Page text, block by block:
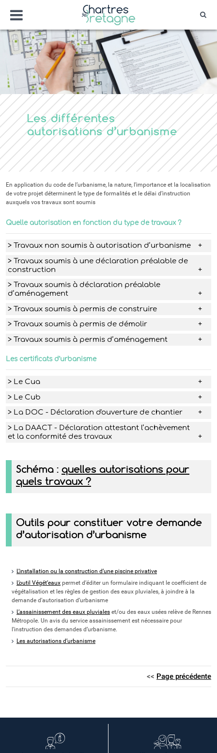
contenu
Menu
Bienvenue sur le site de la ville de
Ville Zéro phyto / 4 fleurs
Les différentes
autorisations d’urbanisme
En application du code de l’urbanisme, la nature, l’importance et la localisation
de votre projet déterminent le type de formalités et le délai d’instruction
auxquels vos travaux sont soumis
Quelle autorisation en fonction du type de travaux ?
> Travaux non soumis à autorisation d’urbanisme
> Travaux soumis à une déclaration préalable de
construction
> Travaux soumis à déclaration préalable
d’aménagement
> Travaux soumis à permis de construire
> Travaux soumis à permis de démolir
> Travaux soumis à permis d’aménagement
Les certificats d’urbanisme
> Le Cua
> Le Cub
> La DOC - Déclaration d'ouverture de chantier
> La DAACT - Déclaration attestant l’achèvement
et la conformité des travaux
Schéma : quelles autorisations pour
quels travaux ?
Outils pour constituer votre demande
d’autorisation d’urbanisme
L’installation ou la construction d’une piscine privative
L’outil Végét’eaux permet d’éditer un formulaire indiquant le coefficient de
végétalisation et les règles de gestion des eaux pluviales, à joindre à la
demande d’autorisation d’urbanisme
L’assainissement des eaux pluviales et/ou des eaux usées relève de Rennes
Métropole. Un avis du service assainissement est nécessaire pour
l’instruction des demandes d’urbanisme.
Les autorisations d’urbanisme
<< Page précédente